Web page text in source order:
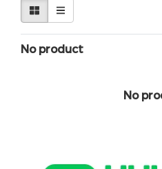
No product
No